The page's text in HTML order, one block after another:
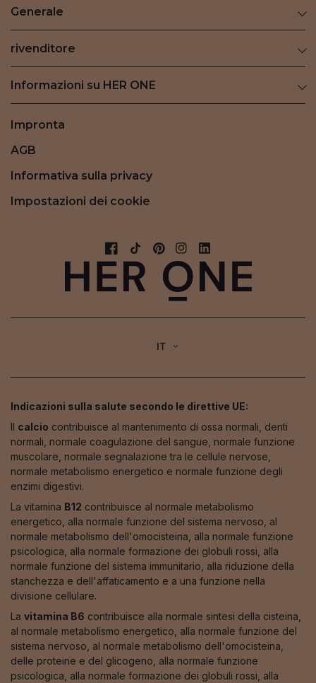
Generale
rivenditore
Informazioni su HER ONE
Impronta
AGB
Informativa sulla privacy
Impostazioni dei cookie
IT
Indicazioni sulla salute secondo le direttive UE:
calcio contribuisce al mantenimento di ossa normali, denti
normali, normale coagulazione del sangue, normale funzione
muscolare, normale segnalazione tra le cellule nervose,
normale metabolismo energetico e normale funzione degli
enzimi digestivi.
La vitamina B12 contribuisce al normale metabolismo
energetico, alla normale funzione del sistema nervoso, al
normale metabolismo dell'omocisteina, alla normale funzione
psicologica, alla normale formazione dei globuli rossi, alla
normale funzione del sistema immunitario, alla riduzione della
stanchezza e dell'affaticamento e a una funzione nella
divisione cellulare.
La vitamina B6 contribuisce alla normale sintesi della cisteina,
al normale metabolismo energetico, alla normale funzione del
sistema nervoso, al normale metabolismo dell'omocisteina,
delle proteine e del glicogeno, alla normale funzione
psicologica, alla normale formazione dei globuli rossi, alla